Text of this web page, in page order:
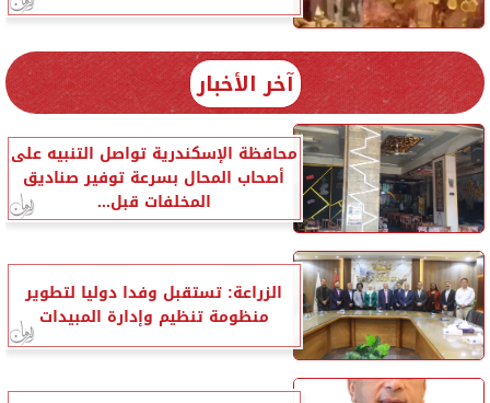
آخر الأخبار
محافظة الإسكندرية تواصل التنبيه على
أصحاب المحال بسرعة توفير صناديق
المخلفات قبل...
الزراعة: تستقبل وفدا دوليا لتطوير
منظومة تنظيم وإدارة المبيدات